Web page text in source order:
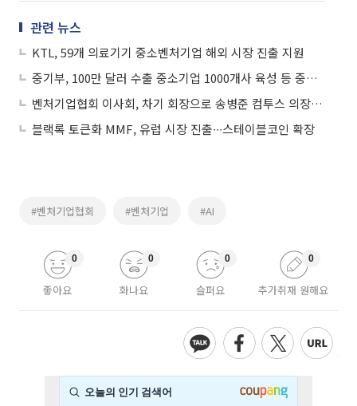
관련 뉴스
KTL, 59개 의료기기 중소벤처기업 해외 시장 진출 지원
중기부, 100만 달러 수출 중소기업 1000개사 육성 등 중소·벤처기업 수출 지원
벤처기업협회 이사회, 차기 회장으로 송병준 컴투스 의장 추천
블랙록 토큰화 MMF, 유럽 시장 진출∙∙∙스테이블코인 확장
#벤처기업협회 #벤처기업 #AI
좋아요
0
화나요
0
슬퍼요
0
추가취재 원해요
0